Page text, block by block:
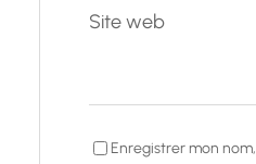
Site web
Enregistrer mon